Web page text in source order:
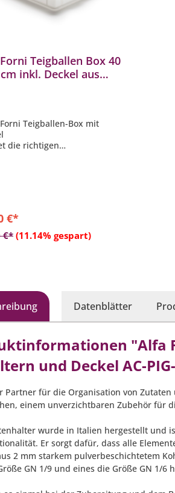
Teigballen Box 40
inkl. Deckel aus
Teigballen-Box mit
die richtigen
(B x T x H): 40 x 30 x 10 cm
€*
€* (11.14% gespart)
In den Warenkorb
Datenblätter
"Alfa
und Deckel AC-
Partner für die Organisation von Zutaten
einem unverzichtbaren Zubehör für
wurde in Italien hergestellt und
Er sorgt dafür, dass alle
2 mm starkem pulverbeschichtetem
GN 1/9 und eines die Größe GN 1/6